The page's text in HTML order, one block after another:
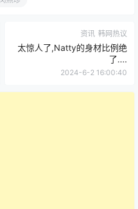
资讯 韩网热议
太惊人了,Natty的身材比例绝
了....
2024-6-2 16:00:40